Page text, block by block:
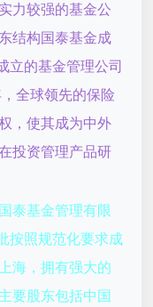
力较强的基金公
结构国泰基金成
立的基金管理公司
全球领先的保险
，使其成为中外
投资管理产品研
泰基金管理有限
按照规范化要求成
海，拥有强大的
要股东包括中国